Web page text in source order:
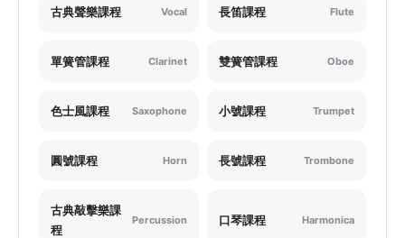
古典聲樂課程 Vocal 長笛課程 Flute
單簧管課程 Clarinet 雙簧管課程 Oboe
色士風課程 Saxophone 小號課程 Trumpet
圓號課程 Horn 長號課程 Trombone
古典敲擊樂課
程
Percussion 口琴課程 Harmonica